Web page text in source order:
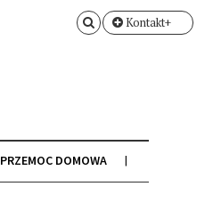
Kontakt+
PRZEMOC DOMOWA